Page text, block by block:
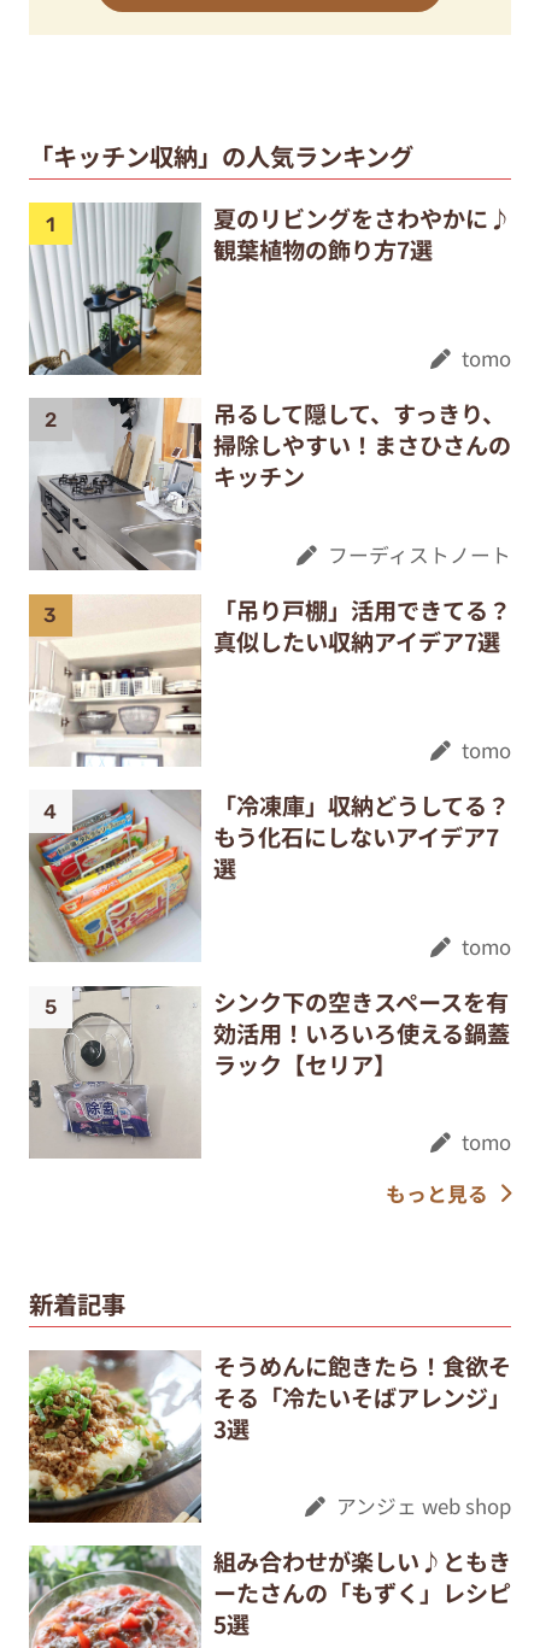
「キッチン収納」の人気ランキング
夏のリビングをさわやかに♪
観葉植物の飾り方7選
tomo
吊るして隠して、すっきり、
掃除しやすい！まさひさんの
キッチン
フーディストノート
「吊り戸棚」活用できてる？
真似したい収納アイデア7選
tomo
「冷凍庫」収納どうしてる？
もう化石にしないアイデア7
選
tomo
シンク下の空きスペースを有
効活用！いろいろ使える鍋蓋
ラック【セリア】
tomo
もっと見る
新着記事
そうめんに飽きたら！食欲そ
そる「冷たいそばアレンジ」
3選
アンジェ web shop
組み合わせが楽しい♪ともき
ーたさんの「もずく」レシピ
5選